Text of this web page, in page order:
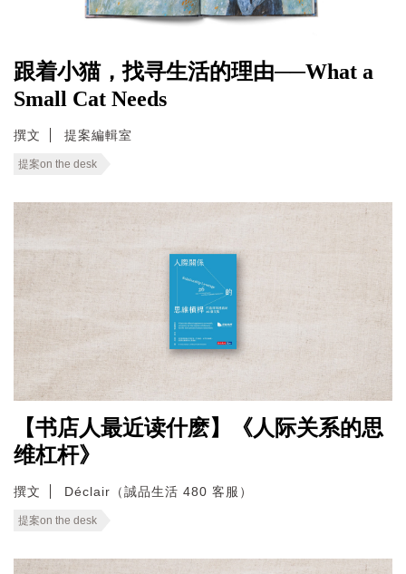
跟着小猫，找寻生活的理由──What a
Small Cat Needs
撰文 提案編輯室
提案on the desk
【书店人最近读什麽】《人际关系的思
维杠杆》
撰文 Déclair（誠品生活 480 客服）
提案on the desk